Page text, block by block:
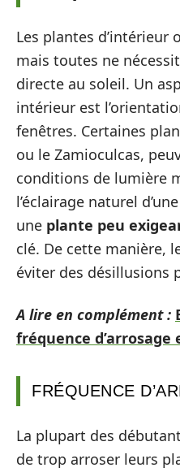
Les plantes d’intérieur
mais toutes ne
directe au soleil. Un
intérieur est
fenêtres. Certaines
ou le Zamioculcas,
conditions de lumière
l’éclairage naturel
une plante peu
clé. De cette manière,
éviter des désillusions
A lire en complément :
fréquence
FRÉQUENCE
La plupart des
de trop arroser leurs